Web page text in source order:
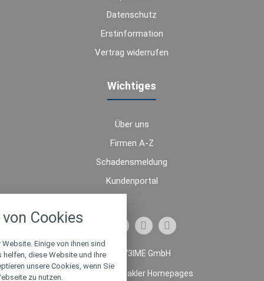
Datenschutz
Erstinformation
Vertrag widerrufen
Wichtiges
Über uns
Firmen A-Z
Schadensmeldung
Kundenportal
© 2026 V3IME GmbH
Makler Homepages
Cookies
Einige von ihnen sind
diese Website und Ihre
unsere Cookies, wenn Sie
zu nutzen.
alle verwendeten Cookies und
zu blockieren.
Notwendig